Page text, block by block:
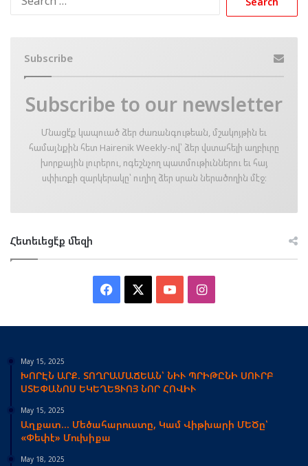
Subscribe
Subscribe to our newsletter
Մնացէ՛ք կապուած ձեր ժառանգութեան, մշակոյթին եւ
համայնքին հետ Hairenik Weekly-ով՝ ձեր վստահելի աղբիւրը
խորքային լուրերու, ոգեշնչող պատմութիւններու եւ հայ
սփիւռքի զարկերակը՝ ուղիղ ձեր սրան ներածողին մէջ։
Հետեւեցէ՛ք մեզի
Facebook YouTubeInstagram
May 15, 2025
ԽՈՐԷՆ ԱՐՔ. ՏՈՂՐԱՄԱՃԵԱՆ՝ ՆԻՒ ՊՐԻԹԸՆԻ ՍՈՒՐԲ
ՍՏԵՓԱՆՈՍ ԵԿԵՂԵՑՒՈՅ ՆՈՐ ՀՈՎԻՒ
May 15, 2025
Աղքատ… Մեծահարուստը, Կամ Վիթխարի ՄԵԾը՝
«Փեփէ» Մուխիքա
May 18, 2025